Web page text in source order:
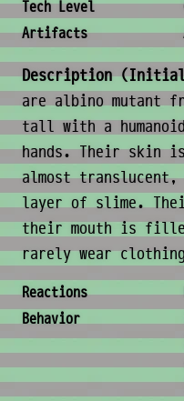
Tech Level
Artifacts
Description (Initial
are albino mutant
tall with a
hands. Their skin
almost
layer of slime.
their mouth is
rarely wear
Behavior &
Reactions
Behavior